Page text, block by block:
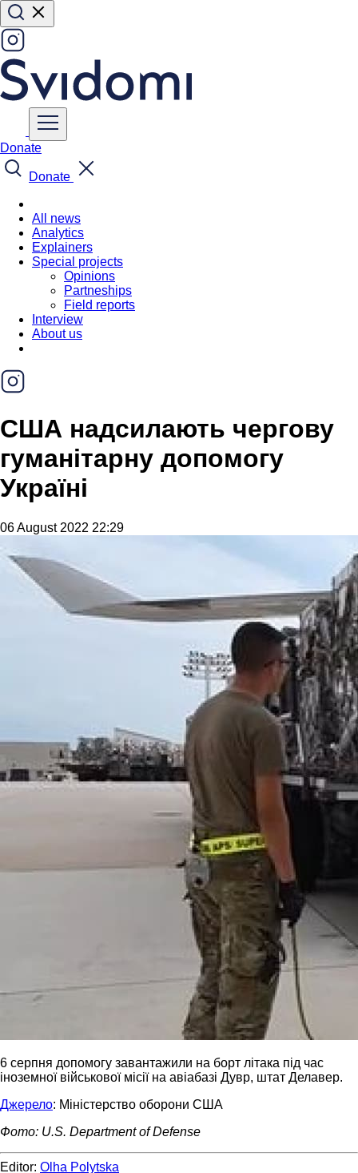
Donate
Donate
All news
Analytics
Explainers
Special projects
Opinions
Partneships
Field reports
Interview
About us
США надсилають чергову
гуманітарну допомогу
Україні
06 August 2022 22:29
6 серпня допомогу завантажили на борт літака під час
іноземної військової місії на авіабазі Дувр, штат Делавер.
Джерело: Міністерство оборони США
Фото: U.S. Department of Defense
Editor: Olha Polytska